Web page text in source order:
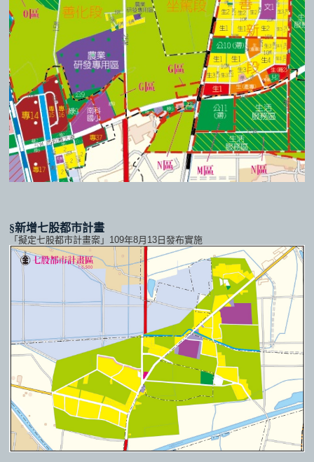
§新增七股都市計畫
「擬定七股都市計畫案」109年8月13日發布實施